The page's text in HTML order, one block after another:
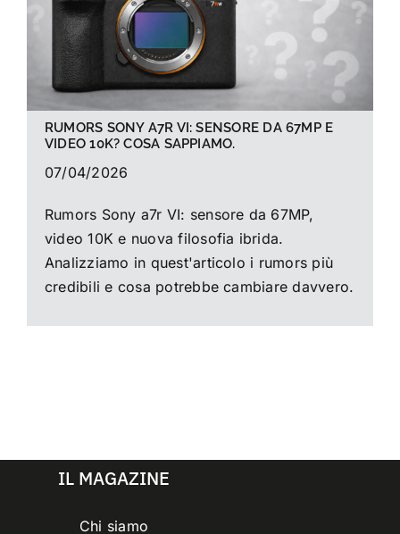
Cerca
RUMORS SONY A7R VI: SENSORE DA 67MP E
VIDEO 10K? COSA SAPPIAMO.
07/04/2026
Rumors Sony a7r VI: sensore da 67MP,
video 10K e nuova filosofia ibrida.
Analizziamo in quest'articolo i rumors più
credibili e cosa potrebbe cambiare davvero.
IL MAGAZINE
Chi siamo